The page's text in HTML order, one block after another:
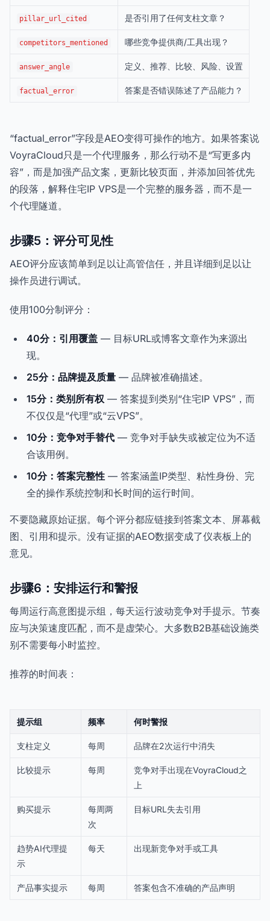
pillar_url_cited 是否引用了任何支柱文章？
competitors_mentioned 哪些竞争提供商/工具出现？
answer_angle 定义、推荐、比较、风险、设置
factual_error 答案是否错误陈述了产品能力？
“factual_error”字段是AEO变得可操作的地方。如果答案说
VoyraCloud只是一个代理服务，那么行动不是“写更多内
容”，而是加强产品文案，更新比较页面，并添加回答优先
的段落，解释住宅IP VPS是一个完整的服务器，而不是一
个代理隧道。
步骤5：评分可见性
AEO评分应该简单到足以让高管信任，并且详细到足以让
操作员进行调试。
使用100分制评分：
40分：引用覆盖 — 目标URL或博客文章作为来源出
现。
25分：品牌提及质量 — 品牌被准确描述。
15分：类别所有权 — 答案提到类别“住宅IP VPS”，而
不仅仅是“代理”或“云VPS”。
10分：竞争对手替代 — 竞争对手缺失或被定位为不适
合该用例。
10分：答案完整性 — 答案涵盖IP类型、粘性身份、完
全的操作系统控制和长时间的运行时间。
不要隐藏原始证据。每个评分都应链接到答案文本、屏幕截
图、引用和提示。没有证据的AEO数据变成了仪表板上的
意见。
步骤6：安排运行和警报
每周运行高意图提示组，每天运行波动竞争对手提示。节奏
应与决策速度匹配，而不是虚荣心。大多数B2B基础设施类
别不需要每小时监控。
推荐的时间表：
提示组 频率 何时警报
支柱定义 每周 品牌在2次运行中消失
比较提示 每周
竞争对手出现在VoyraCloud之
上
购买提示
每周两
次
目标URL失去引用
趋势AI代理提
示
每天 出现新竞争对手或工具
产品事实提示 每周 答案包含不准确的产品声明